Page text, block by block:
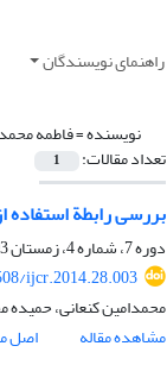
راهنمای نویسندگان
نویسنده =فاطمه
تعداد مقالات: 1
بررسی رابطة استفاده
دوره 7، شماره 4، زمستان 1393، صفحه
ijcr.2014.28.003
محمدامین کنعانی، حمیده
مشاهده مقاله
اصل